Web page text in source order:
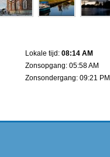
Lokale tijd: 08:14 AM
Zonsopgang: 05:58 AM
Zonsondergang: 09:21 PM